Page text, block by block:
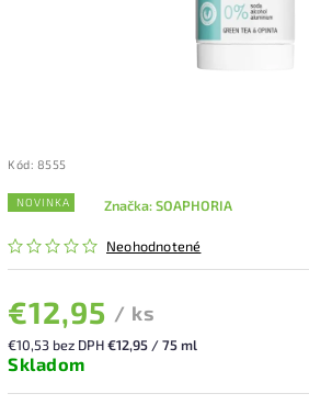
Kód: 8555
NOVINKA
Neohodnotené
Značka:SOAPHORIA
€12,95 / ks
€10,53 bez DPH€12,95 / 75 ml
Skladom